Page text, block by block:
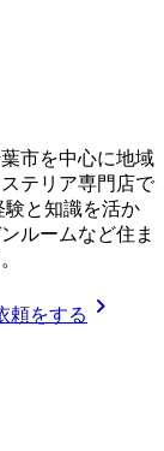
市を中心に地域
テリア専門店で
験と知識を活か
ルームなど住ま
頼をする chevron_right